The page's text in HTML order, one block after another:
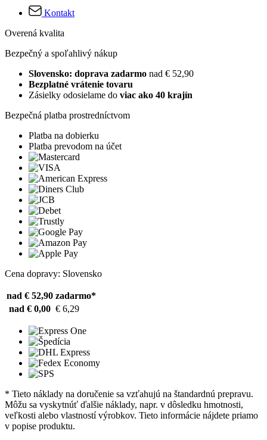
Kontakt
Overená kvalita
Bezpečný a spoľahlivý nákup
Slovensko: doprava zadarmo nad € 52,90
Bezplatné vrátenie tovaru
Zásielky odosielame do viac ako 40 krajín
Bezpečná platba prostredníctvom
Platba na dobierku
Platba prevodom na účet
Cena dopravy: Slovensko
nad € 52,90 zadarmo*
nad € 0,00 € 6,29
* Tieto náklady na doručenie sa vzťahujú na štandardnú prepravu.
Môžu sa vyskytnúť ďalšie náklady, napr. v dôsledku hmotnosti,
veľkosti alebo vlastností výrobkov. Tieto informácie nájdete priamo
v popise produktu.